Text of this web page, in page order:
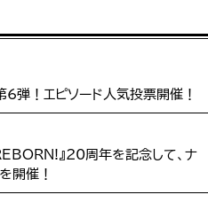
！エピソード人気投票開催！
』20周年を記念して、ナ
開催！